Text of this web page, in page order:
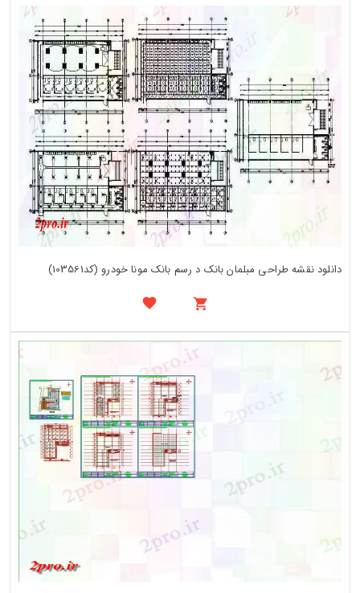
دانلود نقشه طراحی مبلمان بانک د رسم بانک مونا خودرو (کد103561)